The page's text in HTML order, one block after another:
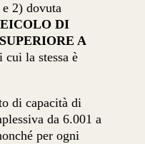
2) dovuta
DI
A
cui la stessa è
di capacità di
da 6.001 a
per ogni